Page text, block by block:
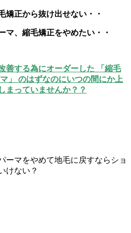
矯正から抜け出せない・・
マ、縮毛矯正をやめたい・・
善する為にオーダーした 「縮毛
」 のはずなのにいつの間にか上
まっていませんか？？